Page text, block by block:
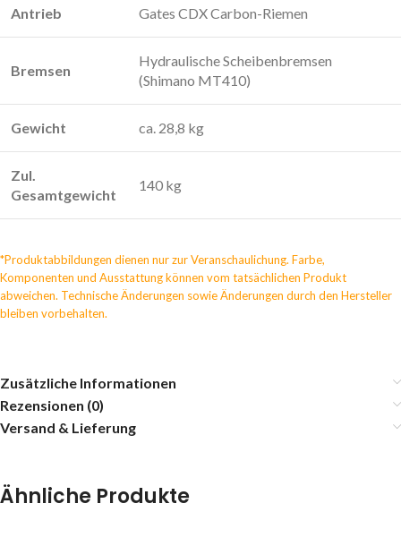
Antrieb Gates CDX Carbon-Riemen
Bremsen
Hydraulische Scheibenbremsen
(Shimano MT410)
Gewicht ca. 28,8 kg
Zul.
Gesamtgewicht
140 kg
*Produktabbildungen dienen nur zur Veranschaulichung. Farbe,
Komponenten und Ausstattung können vom tatsächlichen Produkt
abweichen. Technische Änderungen sowie Änderungen durch den Hersteller
bleiben vorbehalten.
Zusätzliche Informationen
Rezensionen (0)
Versand & Lieferung
Ähnliche Produkte